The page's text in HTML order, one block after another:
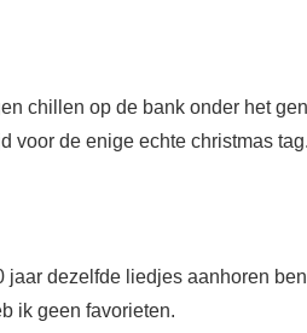
chillen op de bank onder het
voor de enige echte christmas tag.
dezelfde liedjes aanhoren
ik geen favorieten.